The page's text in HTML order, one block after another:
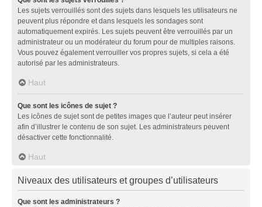
Les sujets verrouillés sont des sujets dans lesquels les utilisateurs ne
peuvent plus répondre et dans lesquels les sondages sont
automatiquement expirés. Les sujets peuvent être verrouillés par un
administrateur ou un modérateur du forum pour de multiples raisons.
Vous pouvez également verrouiller vos propres sujets, si cela a été
autorisé par les administrateurs.
Haut
Que sont les icônes de sujet ?
Les icônes de sujet sont de petites images que l’auteur peut insérer
afin d’illustrer le contenu de son sujet. Les administrateurs peuvent
désactiver cette fonctionnalité.
Haut
Niveaux des utilisateurs et groupes d’utilisateurs
Que sont les administrateurs ?